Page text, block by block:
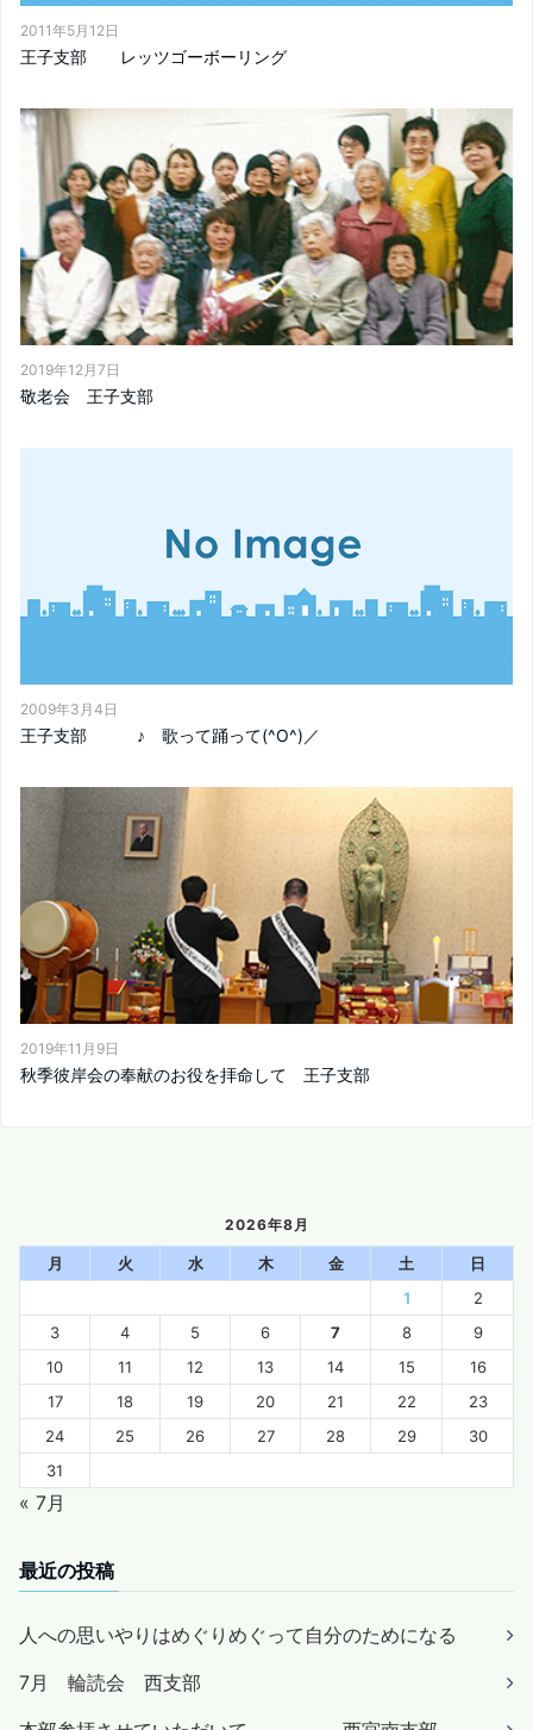
2011年5月12日
王子支部 レッツゴーボーリング
2019年12月7日
敬老会 王子支部
2009年3月4日
王子支部 ♪ 歌って踊って(^O^)／
2019年11月9日
秋季彼岸会の奉献のお役を拝命して 王子支部
2026年8月
月 火 水 木 金 土
日
1
2
3
4 5 6 7 8
9
10
11 12 13 14 15
16
17
18 19 20 21 22
23
24
25 26 27 28 29
30
31
« 7月
最近の投稿
人への思いやりはめぐりめぐって自分のためになる
7月 輪読会 西支部